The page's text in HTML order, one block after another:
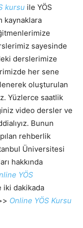
kursu ile YÖS
kaynaklara
sayesinde
derslerimize
her sene
oluşturulan
Yüzlerce saatlik
video dersler ve
Bunun
rehberlik
Üniversitesi
hakkında
YÖS
iki dakikada
Online YÖS Kursu